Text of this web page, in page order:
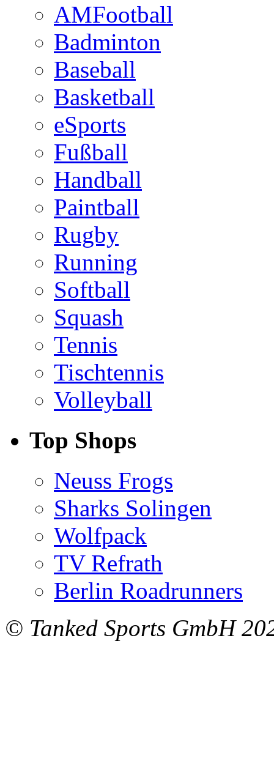
AMFootball
Badminton
Baseball
Basketball
eSports
Fußball
Handball
Paintball
Rugby
Running
Softball
Squash
Tennis
Tischtennis
Volleyball
Top Shops
Neuss Frogs
Sharks Solingen
Wolfpack
TV Refrath
Berlin Roadrunners
© Tanked Sports GmbH